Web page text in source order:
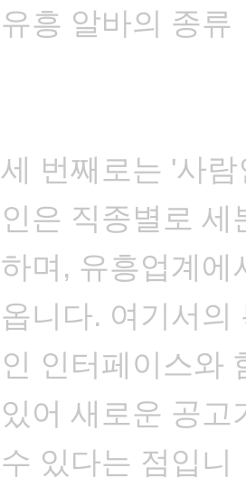
유흥 알바의 종류
세 번째로는 '사
인은 직종별로
하며, 유흥업계에
옵니다. 여기서의
인 인터페이스와
있어 새로운 공고
수 있다는 점입니